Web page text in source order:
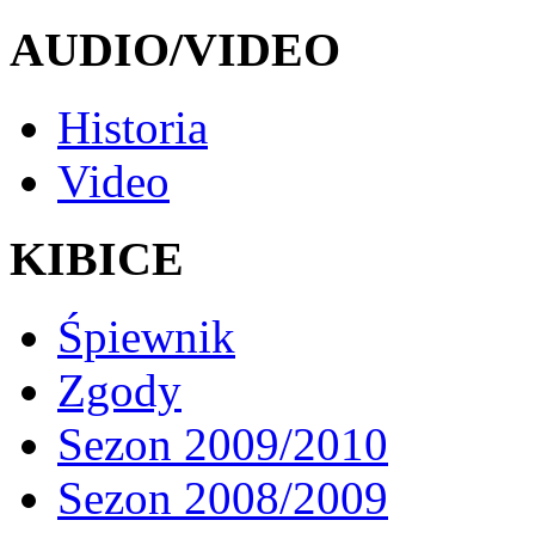
AUDIO/VIDEO
Historia
Video
KIBICE
Śpiewnik
Zgody
Sezon 2009/2010
Sezon 2008/2009